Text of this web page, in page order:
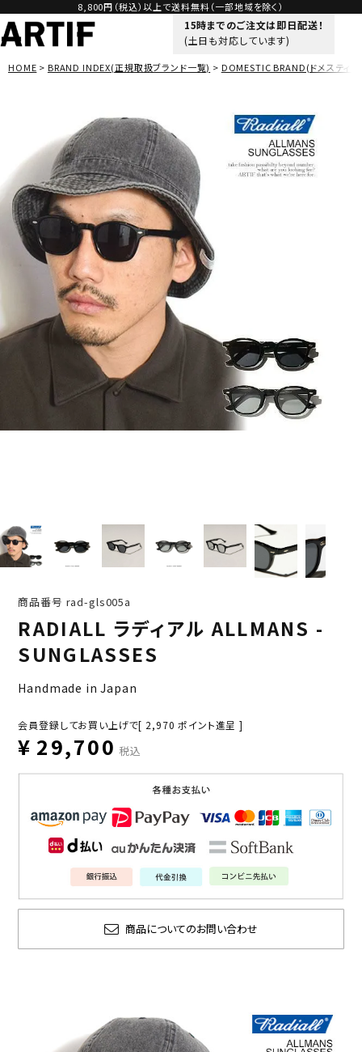
8,800円（税込）以上で送料無料（一部地域を除く）
15時までのご注文は即日配送！
(土日も対応しています)
HOME BRAND INDEX(正規取扱ブランド一覧) DOMESTIC BRAND(ドメスティッ
商品番号 rad-gls005a
RADIALL ラディアル ALLMANS -
SUNGLASSES
Handmade in Japan
会員登録してお買い上げで[ 2,970 ポイント進呈 ]
¥ 29,700 税込
商品についてのお問い合わせ